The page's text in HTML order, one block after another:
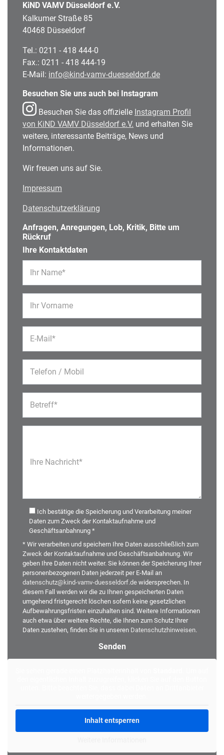
KiND VAMV Düsseldorf e.V.
Kalkumer Straße 85
40468 Düsseldorf
Tel.: 0211 - 418 444-0
Fax.: 0211 - 418 444-19
E-Mail: info@kind-vamv-duesseldorf.de
Besuchen Sie uns auch bei Instagram
Besuchen Sie das offizielle Instagram Profil
von KiND VAMV Düsseldorf e.V. und erhalten Sie
weitere, interessante Beiträge, News und
Informationen.
Wir freuen uns auf Sie.
Impressum
Datenschutzerklärung
Anfragen, Anregungen, Lob, Kritik, Bitte um
Rückruf
Ihre Kontaktdaten
Ihr Name*
Ihr Vorname
E-Mail*
Telefon / Mobil
Betreff*
Ihre Nachricht*
Ich bestätige die Speicherung und Verarbeitung meiner
Daten zum Zweck der Kontaktaufnahme und
Geschäftsanbahnung *
* Wir verarbeiten und speichern Ihre Daten ausschließlich zum
Zweck der Kontaktaufnahme und Geschäftsanbahnung. Wir
geben Ihre Daten nicht weiter. Sie können der Speicherung Ihrer
personenbezogenen Daten jederzeit per E-Mail an
datenschutz@kind-vamv-duesseldorf.de widersprechen. In
diesem Fall werden wir die zu Ihnen gespeicherten Daten
umgehend fristgerecht löschen sofern keine gesetzlichen
Aufbewahrungsfristen einzuhalten sind. Weitere Informationen
auch etwa über weitere Rechte, die Ihnen zum Schutz Ihrer
Daten zustehen, finden Sie in unseren Datenschutzhinweisen.
Inhalt entsperren